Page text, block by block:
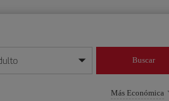
mes/año
Buscar
Más Económica